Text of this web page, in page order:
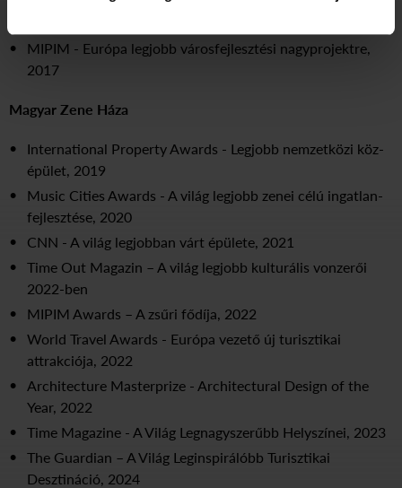
MIPIM - Európa legjobb városfejlesztési nagyprojektre,
2017
Magyar Zene Háza
International Property Awards - Legjobb nemzetközi köz-
épület, 2019
Music Cities Awards - A világ legjobb zenei célú ingatlan-
fejlesztése, 2020
CNN - A világ legjobban várt épülete, 2021
Time Out Magazin – A világ legjobb kulturális vonzerői
2022-ben
MIPIM Awards – A zsűri fődíja, 2022
World Travel Awards - Európa vezető új turisztikai
attrakciója, 2022
Architecture Masterprize - Architectural Design of the
Year, 2022
Time Magazine - A Világ Legnagyszerűbb Helyszínei, 2023
The Guardian – A Világ Leginspirálóbb Turisztikai
Desztináció, 2024